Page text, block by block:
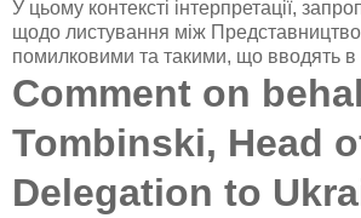
У цьому контексті інтерпретації,
щодо листування між
помилковими та такими, що вводять в
Comment on
Tombinski, Head
Delegation to